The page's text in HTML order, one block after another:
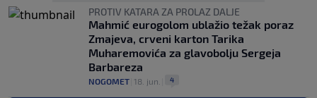
PROTIV KATARA ZA PROLAZ DALJE
Mahmić eurogolom ublažio težak poraz
Zmajeva, crveni karton Tarika
Muharemovića za glavobolju Sergeja
Barbareza
NOGOMET 18. jun. 4